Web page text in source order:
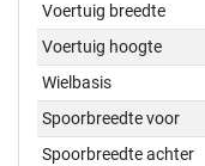
Voertuig breedte
Voertuig hoogte
Wielbasis
Spoorbreedte voor
Spoorbreedte achter